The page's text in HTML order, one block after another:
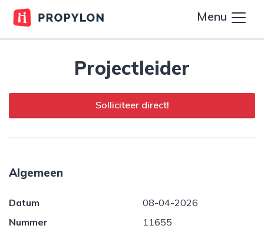
Menu
Projectleider
Solliciteer direct!
Algemeen
Datum
08-04-2026
Nummer
11655